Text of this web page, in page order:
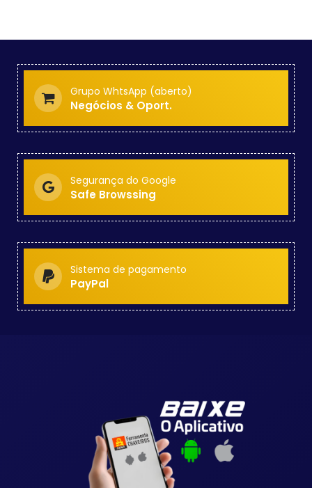
Grupo WhtsApp (aberto)
Negócios & Oport.
Segurança do Google
Safe Browssing
Sistema de pagamento
PayPal